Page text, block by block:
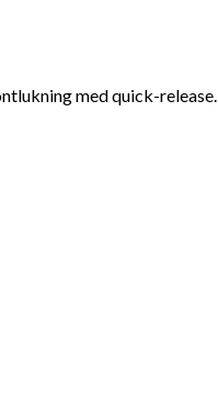
med quick-release.